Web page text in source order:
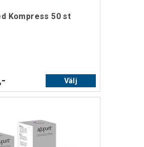
Kompress 50 st
Välj